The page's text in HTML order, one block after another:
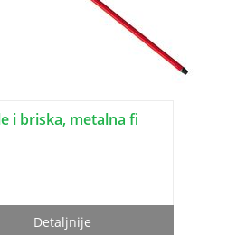
i briska, metalna fi
Detaljnije